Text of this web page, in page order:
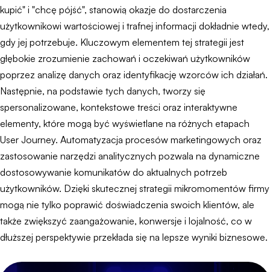
kupić" i "chcę pójść", stanowią okazje do dostarczenia
użytkownikowi wartościowej i trafnej informacji dokładnie wtedy,
gdy jej potrzebuje. Kluczowym elementem tej strategii jest
głębokie zrozumienie zachowań i oczekiwań użytkowników
poprzez analizę danych oraz identyfikację wzorców ich działań.
Następnie, na podstawie tych danych, tworzy się
spersonalizowane, kontekstowe treści oraz interaktywne
elementy, które mogą być wyświetlane na różnych etapach
User Journey. Automatyzacja procesów marketingowych oraz
zastosowanie narzędzi analitycznych pozwala na dynamiczne
dostosowywanie komunikatów do aktualnych potrzeb
użytkowników. Dzięki skutecznej strategii mikromomentów firmy
mogą nie tylko poprawić doświadczenia swoich klientów, ale
także zwiększyć zaangażowanie, konwersje i lojalność, co w
dłuższej perspektywie przekłada się na lepsze wyniki biznesowe.